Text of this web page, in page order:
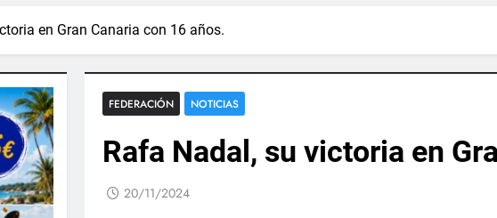
en Gran Canaria con 16 años.
FEDERACIÓN NOTICIAS
Rafa Nadal, su victoria en
20/11/2024